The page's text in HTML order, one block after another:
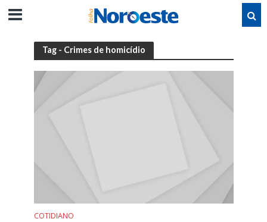
Tag - Crimes de homicídio
COTIDIANO